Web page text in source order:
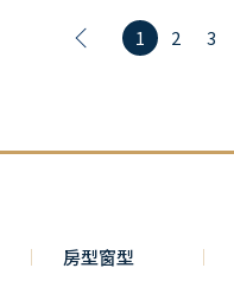
1 2 3
房型窗型